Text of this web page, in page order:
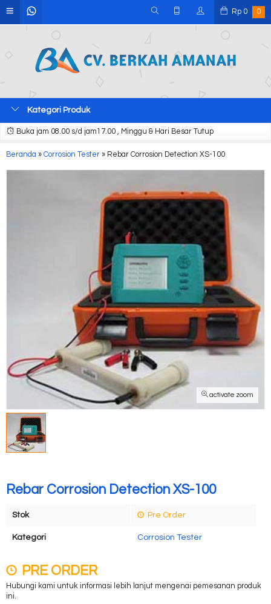
Rp 0 0
Kategori Produk
Buka jam 08.00 s/d jam17.00 , Minggu & Hari Besar Tutup
Beranda » Corrosion Tester » Rebar Corrosion Detection XS-100
activate zoom
Rebar Corrosion Detection XS-100
Stok Pre Order
Kategori Corrosion Tester
PRE ORDER
Hubungi kami untuk informasi lebih lanjut mengenai pemesanan produk
ini.